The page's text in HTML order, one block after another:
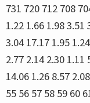
731 720 712 708
1.22 1.66 1.98 3.51
3.04 17.17 1.95
2.77 2.14 2.30 1.11
14.06 1.26 8.57
55 56 57 58 59 60